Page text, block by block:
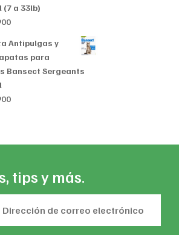
(7 a 33lb)
Antipulgas y
para
Bansect Sergeants
tips y más.